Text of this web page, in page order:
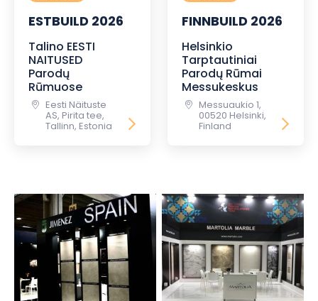
ESTBUILD 2026
Talino EESTI
NAITUSED
Parodų
Rūmuose
Eesti Näituste
AS, Pirita tee,
Tallinn, Estonia
FINNBUILD 2026
Helsinkio
Tarptautiniai
Parodų Rūmai
Messukeskus
Messuaukio 1,
00520 Helsinki,
Finland